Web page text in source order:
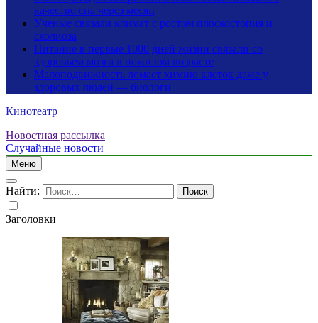
качество сна через месяц
Ученые связали климат с ростом плоскостопия и
сколиоза
Питание в первые 1000 дней жизни связали со
здоровьем мозга в пожилом возрасте
Малоподвижность ломает химию клеток даже у
здоровых людей — биологи
Кинотеатр
Новостная рассылка
Случайные новости
Меню
Найти:
Заголовки